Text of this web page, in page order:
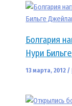
Болгария
Нури
13 марта, 2012 /